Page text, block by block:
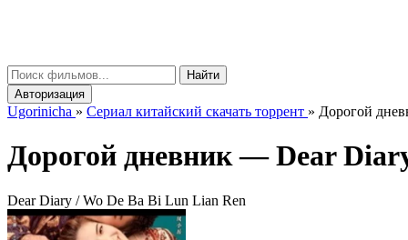
Найти
Авторизация
Ugorinicha » Сериал китайский скачать торрент » Дорогой
Дорогой дневник —Dear
Dear Diary / Wo De Ba Bi Lun Lian Ren